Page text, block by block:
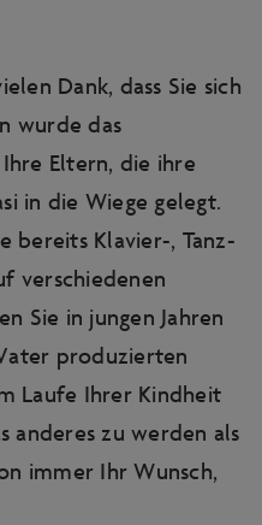
Dank, dass Sie sich
wurde das
Eltern, die ihre
in die Wiege gelegt.
bereits Klavier-, Tanz-
verschiedenen
Sie in jungen Jahren
produzierten
Laufe Ihrer Kindheit
anderes zu werden als
immer Ihr Wunsch,